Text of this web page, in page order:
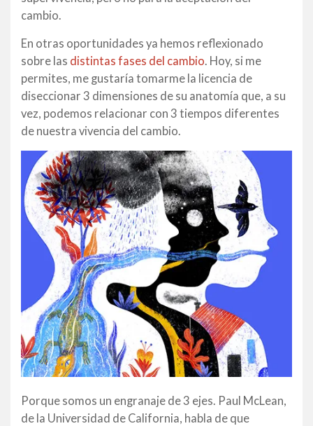
cambio.
En otras oportunidades ya hemos reflexionado
sobre las distintas fases del cambio. Hoy, si me
permites, me gustaría tomarme la licencia de
diseccionar 3 dimensiones de su anatomía que, a su
vez, podemos relacionar con 3 tiempos diferentes
de nuestra vivencia del cambio.
Porque somos un engranaje de 3 ejes. Paul McLean,
de la Universidad de California, habla de que